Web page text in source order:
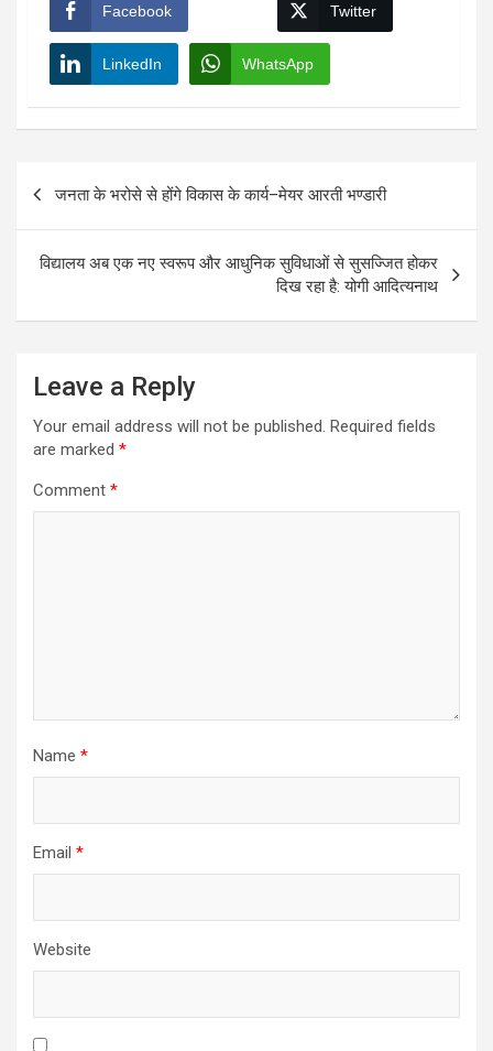
Facebook Twitter
LinkedIn WhatsApp
जनता के भरोसे से होंगे विकास के कार्य–मेयर आरती भण्डारी
विद्यालय अब एक नए स्वरूप और आधुनिक सुविधाओं से सुसज्जित होकर
दिख रहा है: योगी आदित्यनाथ
Leave a Reply
Your email address will not be published. Required fields
are marked *
Comment *
Name *
Email *
Website